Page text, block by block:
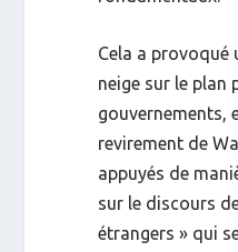
Cela a provoqué
neige sur le plan
gouvernements,
revirement de
appuyés de
sur le discours
étrangers » qui